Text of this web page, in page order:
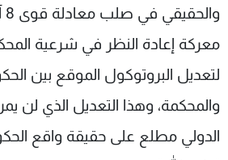
معركة إعادة النظر في شرعية
لتعديل البروتوكول الموقع بين
والمحكمة، وهذا التعديل الذي لن
الدولي مطلع على حقيقة واقع